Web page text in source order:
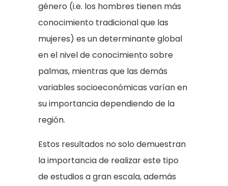
género (i.e. los hombres tienen más
conocimiento tradicional que las
mujeres) es un determinante global
en el nivel de conocimiento sobre
palmas, mientras que las demás
variables socioeconómicas varían en
su importancia dependiendo de la
región.
Estos resultados no solo demuestran
la importancia de realizar este tipo
de estudios a gran escala, además